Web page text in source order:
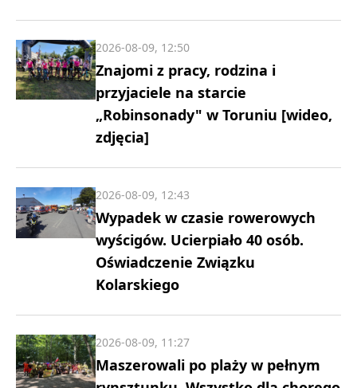
Znajomi z pracy, rodzina i
przyjaciele na starcie
„Robinsonady" w Toruniu [wideo,
zdjęcia]
2026-08-09, 12:50
Wypadek w czasie rowerowych
wyścigów. Ucierpiało 40 osób.
Oświadczenie Związku
Kolarskiego
2026-08-09, 12:43
Maszerowali po plaży w pełnym
2026-08-09, 11:27